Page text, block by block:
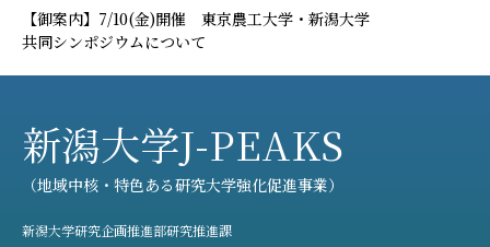
【御案内】7/10(金)開催 東京農工大学・新潟大学
共同シンポジウムについて
新潟大学J-PEAKS
（地域中核・特色ある研究大学強化促進事業）
新潟大学研究企画推進部研究推進課